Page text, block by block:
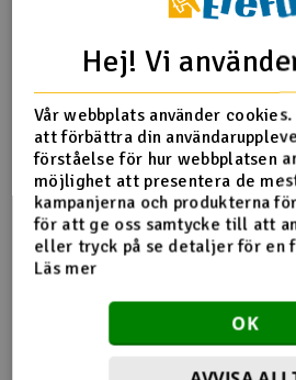
Scooter & elfordon
Smarthem, lek och
Solenergi
Verktyg, utrustning
Presentkort
Produktinformation
5538 Turnbuckles, toe-links, 61mm
(assembled with rod ends and
Fler detaljer
förknippad med
Hej! Vi
Vår webbplats använder
att förbättra din
förståelse för hur webbplatsen
möjlighet att presentera de
kampanjerna och produkterna
för att ge oss samtycke till att
eller tryck på se detaljer för en
Läs mer
OK